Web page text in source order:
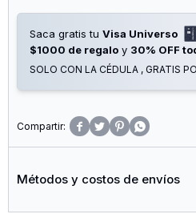
Saca gratis tu Visa Universo
$1000 de regalo y 30% OFF
SOLO CON LA CÉDULA , GRATIS
   
Métodos y costos de envíos